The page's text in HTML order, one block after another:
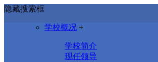
隐藏搜索框
学校概况 +
学校简介
现任领导